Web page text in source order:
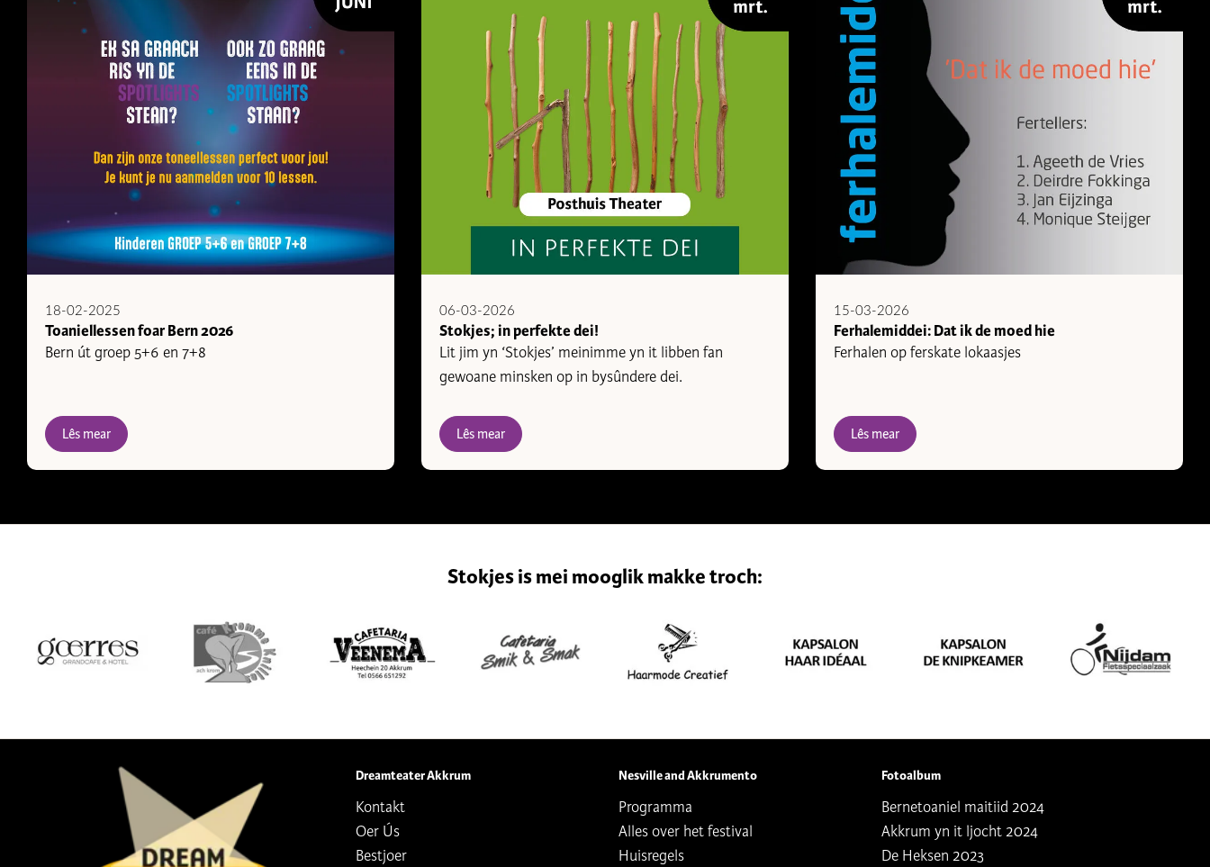
18-02-2025
Toaniellessen foar Bern 2026
Bern út groep 5+6 en 7+8
Lês mear
06-03-2026
Stokjes; in perfekte dei!
Lit jim yn ‘Stokjes’ meinimme yn it libben fan
gewoane minsken op in bysûndere dei.
Lês mear
15-03-2026
Ferhalemiddei: Dat ik de moed hie
Ferhalen op ferskate lokaasjes
Lês mear
Stokjes is mei mooglik makke troch:
Dreamteater Akkrum
Kontakt
Oer Ús
Bestjoer
Nesville and Akkrumento
Programma
Alles over het festival
Huisregels
Fotoalbum
Bernetoaniel maitiid 2024
Akkrum yn it ljocht 2024
De Heksen 2023